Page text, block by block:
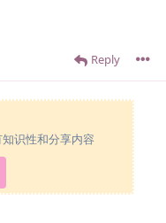
Reply
识性和分享内容